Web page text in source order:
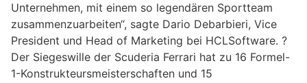
Unternehmen, mit einem so legendären Sportteam
zusammenzuarbeiten“, sagte Dario Debarbieri, Vice
President und Head of Marketing bei HCLSoftware. ?
Der Siegeswille der Scuderia Ferrari hat zu 16 Formel-
1-Konstrukteursmeisterschaften und 15